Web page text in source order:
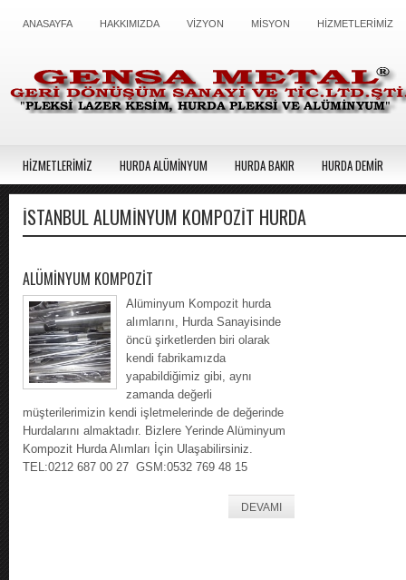
ANASAYFA HAKKIMIZDA VİZYON MİSYON HİZMETLERİMİZ
HİZMETLERİMİZ HURDA ALÜMİNYUM HURDA BAKIR HURDA DEMİR
ISTANBUL ALÜMINYUM KOMPOZIT HURDA
ALÜMİNYUM KOMPOZİT
Alüminyum Kompozit hurda
alımlarını, Hurda Sanayisinde
öncü şirketlerden biri olarak
kendi fabrikamızda
yapabildiğimiz gibi, aynı
zamanda değerli
müşterilerimizin kendi işletmelerinde de değerinde
Hurdalarını almaktadır. Bizlere Yerinde Alüminyum
Kompozit Hurda Alımları İçin Ulaşabilirsiniz.
TEL:0212 687 00 27 GSM:0532 769 48 15
DEVAMI